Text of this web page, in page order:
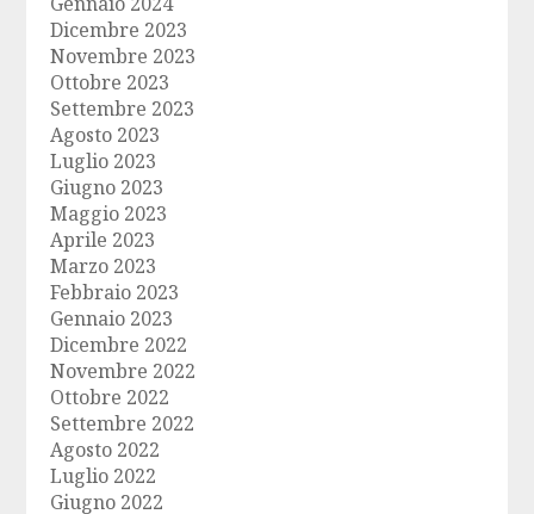
Dicembre 2023
Novembre 2023
Ottobre 2023
Settembre 2023
Agosto 2023
Luglio 2023
Giugno 2023
Maggio 2023
Aprile 2023
Marzo 2023
Febbraio 2023
Gennaio 2023
Dicembre 2022
Novembre 2022
Ottobre 2022
Settembre 2022
Agosto 2022
Luglio 2022
Giugno 2022